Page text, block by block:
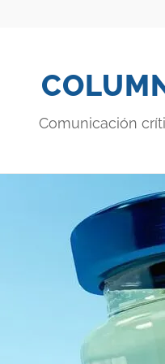
Comunicación